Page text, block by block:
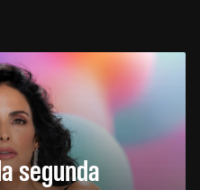
segunda